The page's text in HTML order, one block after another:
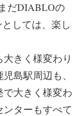
だDIABLOの
しては、楽し
きく様変わり
島駅周辺も、
大きく様変わ
ターもすべて